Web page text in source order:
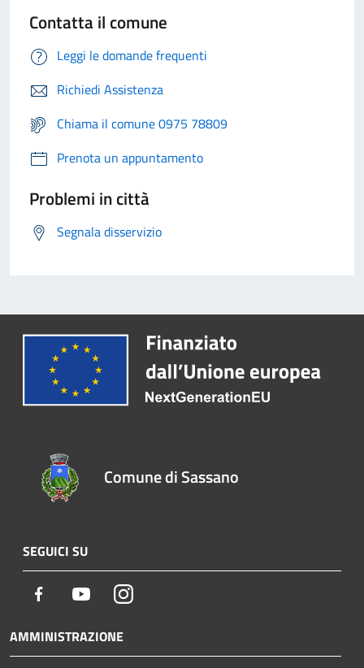
Contatta il comune
Leggi le domande frequenti
Richiedi Assistenza
Chiama il comune 0975 78809
Prenota un appuntamento
Problemi in città
Segnala disservizio
Comune di Sassano
SEGUICI SU
Facebook YoutubeInstagram
AMMINISTRAZIONE